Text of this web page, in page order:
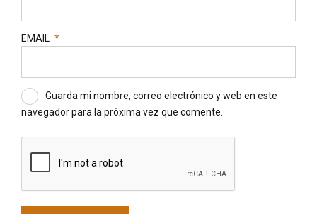
EMAIL *
Guarda mi nombre, correo electrónico y web en este
navegador para la próxima vez que comente.